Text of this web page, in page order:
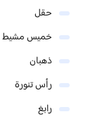
حقل
خميس مشيط
ذهبان
رأس تنورة
رابغ